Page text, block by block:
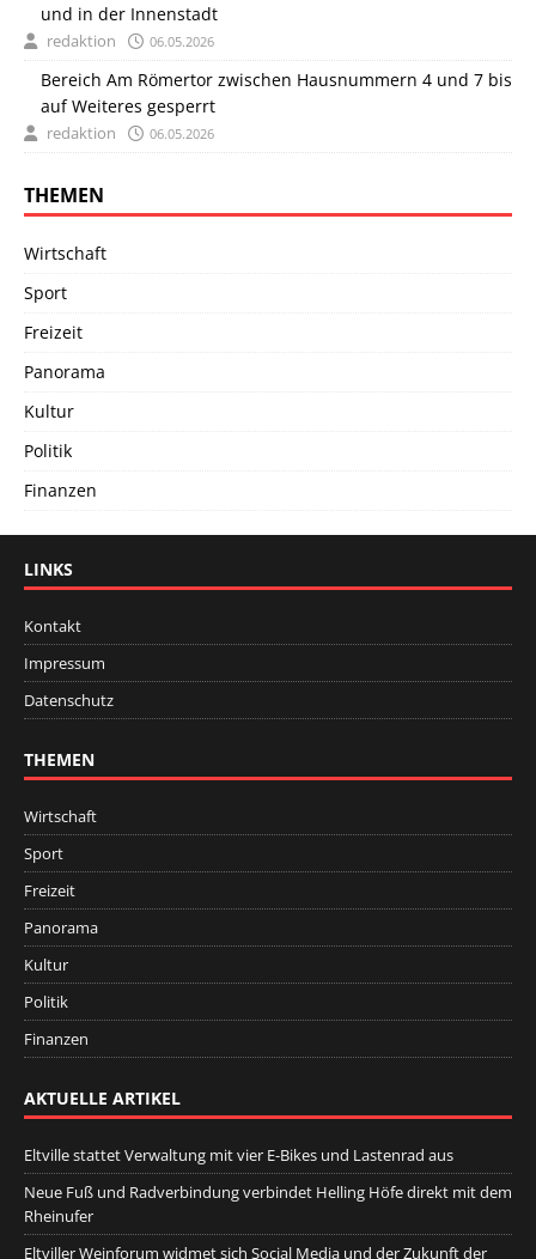
und in der Innenstadt
redaktion 06.05.2026
Bereich Am Römertor zwischen Hausnummern 4 und 7 bis
auf Weiteres gesperrt
redaktion 06.05.2026
THEMEN
Wirtschaft
Sport
Freizeit
Panorama
Kultur
Politik
Finanzen
LINKS
Kontakt
Impressum
Datenschutz
THEMEN
Wirtschaft
Sport
Freizeit
Panorama
Kultur
Politik
Finanzen
AKTUELLE ARTIKEL
Eltville stattet Verwaltung mit vier E-Bikes und Lastenrad aus
Neue Fuß und Radverbindung verbindet Helling Höfe direkt mit dem
Rheinufer
Eltviller Weinforum widmet sich Social Media und der Zukunft der